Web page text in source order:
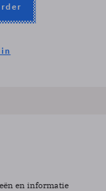
in
en informatie